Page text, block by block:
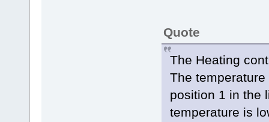
Quote
The Heating
The
position 1 in the
temperature is